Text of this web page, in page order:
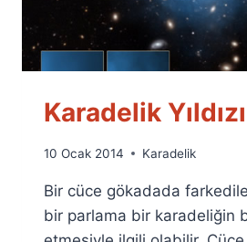
Karadelik
By
Fuat
Özyar
10 Ocak 2014 Karadelik
Bir cüce gökadada
bir parlama bir karadeliğin